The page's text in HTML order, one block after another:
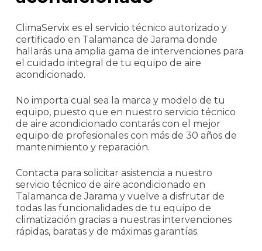
ClimaServix es el servicio técnico autorizado y
certificado en Talamanca de Jarama donde
hallarás una amplia gama de intervenciones para
el cuidado integral de tu equipo de aire
acondicionado.
No importa cual sea la marca y modelo de tu
equipo, puesto que en nuestro servicio técnico
de aire acondicionado contarás con el mejor
equipo de profesionales con más de 30 años de
mantenimiento y reparación.
Contacta para solicitar asistencia a nuestro
servicio técnico de aire acondicionado en
Talamanca de Jarama y vuelve a disfrutar de
todas las funcionalidades de tu equipo de
climatización gracias a nuestras intervenciones
rápidas, baratas y de máximas garantías.